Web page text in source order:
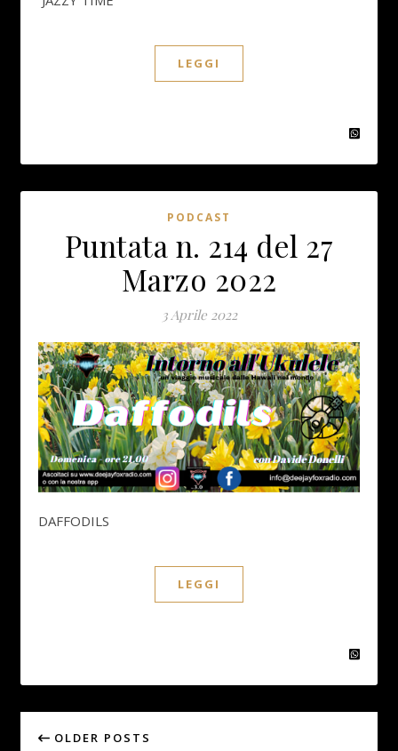
LEGGI
PODCAST
Puntata n. 214 del 27
Marzo 2022
3 Aprile 2022
DAFFODILS
LEGGI
OLDER POSTS